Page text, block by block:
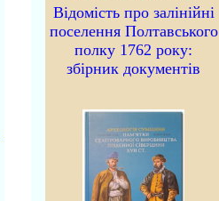
Відомість про залінійні
поселення Полтавського
полку 1762 року:
збірник документів